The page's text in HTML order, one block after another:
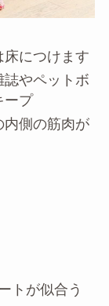
につけます
やペットボ
ープ
内側の筋肉が
トが似合う